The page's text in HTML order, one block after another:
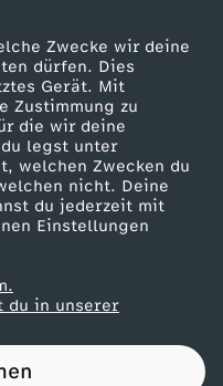
Zwecke wir deine
dürfen. Dies
Gerät. Mit
Zustimmung zu
die wir deine
legst unter
welchen Zwecken du
nicht. Deine
du jederzeit mit
Einstellungen
du in unserer